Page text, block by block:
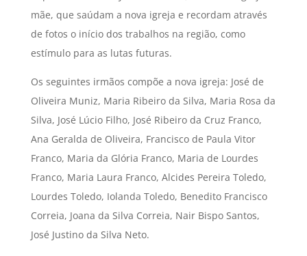
mãe, que saúdam a nova igreja e recordam através
de fotos o início dos trabalhos na região, como
estímulo para as lutas futuras.
Os seguintes irmãos compõe a nova igreja: José de
Oliveira Muniz, Maria Ribeiro da Silva, Maria Rosa da
Silva, José Lúcio Filho, José Ribeiro da Cruz Franco,
Ana Geralda de Oliveira, Francisco de Paula Vitor
Franco, Maria da Glória Franco, Maria de Lourdes
Franco, Maria Laura Franco, Alcides Pereira Toledo,
Lourdes Toledo, Iolanda Toledo, Benedito Francisco
Correia, Joana da Silva Correia, Nair Bispo Santos,
José Justino da Silva Neto.